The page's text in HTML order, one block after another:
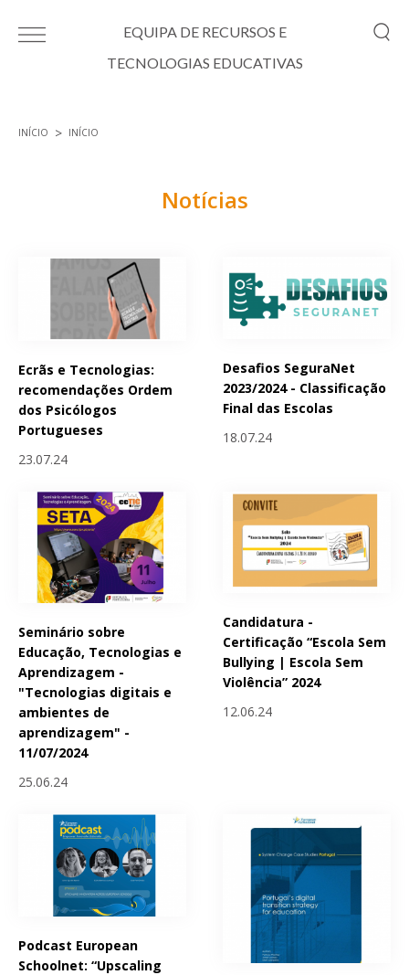
EQUIPA DE RECURSOS E
TECNOLOGIAS EDUCATIVAS
INÍCIO INÍCIO
Notícias
Ecrãs e Tecnologias:
recomendações Ordem
dos Psicólogos
Portugueses
23.07.24
Desafios SeguraNet
2023/2024 - Classificação
Final das Escolas
18.07.24
Seminário sobre
Educação, Tecnologias e
Aprendizagem -
"Tecnologias digitais e
ambientes de
aprendizagem" -
11/07/2024
25.06.24
Candidatura -
Certificação “Escola Sem
Bullying | Escola Sem
Violência” 2024
12.06.24
Podcast European
Schoolnet: “Upscaling